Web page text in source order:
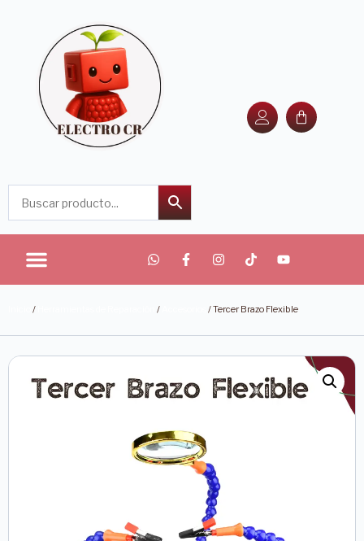
/ / / Tercer Brazo Flexible